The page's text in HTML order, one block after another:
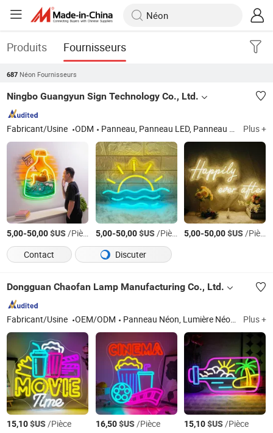
Produits Fournisseurs
687 Néon Fournisseurs
Ningbo Guangyun Sign Technology Co., Ltd.
Fabricant/Usine ODM Panneau, Panneau LED, Panneau en métal personnalisé Plus +
5,00-50,00$US/Pièce 5,00-50,00$US/Pièce 5,00-50,00$US/Pièce
Contact
Discuter
Dongguan Chaofan Lamp Manufacturing Co., Ltd.
Fabricant/Usine OEM/ODM Panneau Néon, Lumière Néon, Bande Lumineuse Flexible, Lampe Néon Personnalisée, Panneau Acrylique Personnalisé Néon Plus +
15,10$US/Pièce 16,50$US/Pièce 15,10$US/Pièce